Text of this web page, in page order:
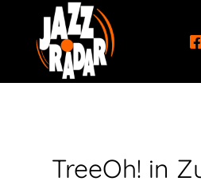
TreeOh! in